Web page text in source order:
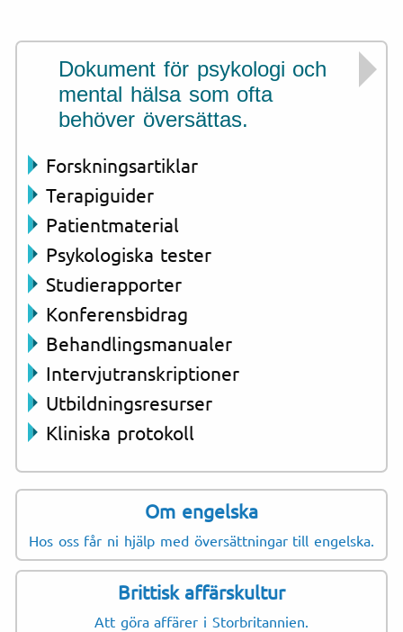
Dokument för psykologi och
mental hälsa som ofta
behöver översättas.
Forskningsartiklar
Terapiguider
Patientmaterial
Psykologiska tester
Studierapporter
Konferensbidrag
Behandlingsmanualer
Intervjutranskriptioner
Utbildningsresurser
Kliniska protokoll
Om engelska
Hos oss får ni hjälp med översättningar till engelska.
Brittisk affärskultur
Att göra affärer i Storbritannien.